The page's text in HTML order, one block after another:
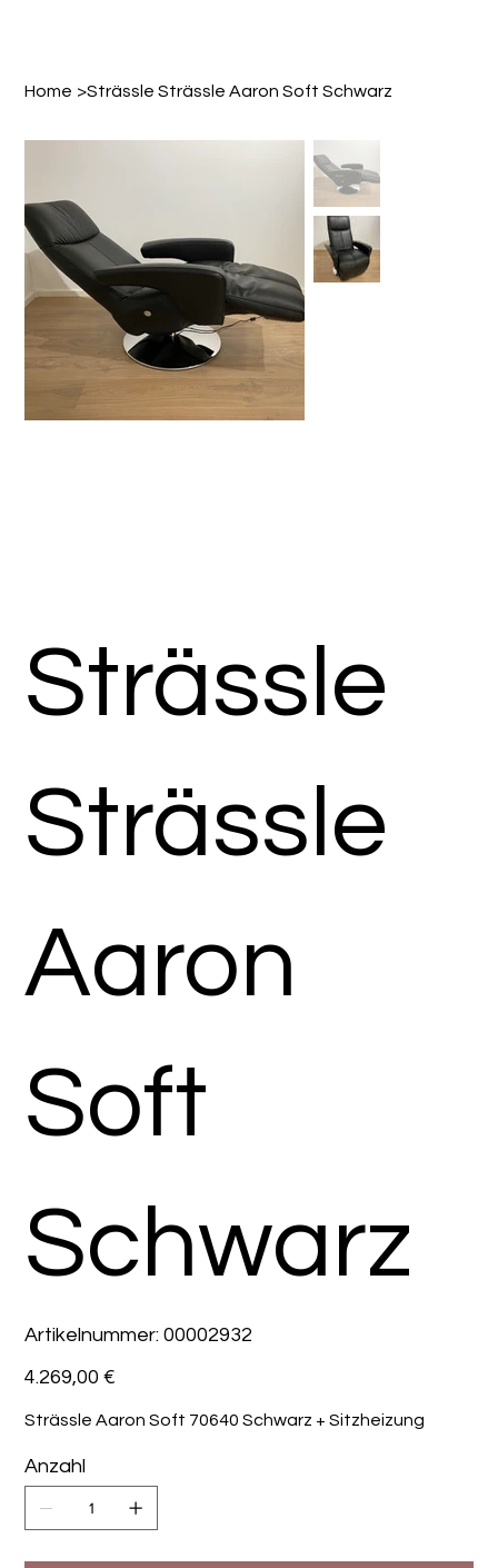
Home >Strässle Strässle Aaron Soft Schwarz
Strässle
Strässle
Aaron
Soft
Schwarz
Artikelnummer: Artikelnummer:
00002932
00002932
Preis
4.269,00 €
Strässle Aaron Soft 70640 Schwarz + Sitzheizung
Anzahl